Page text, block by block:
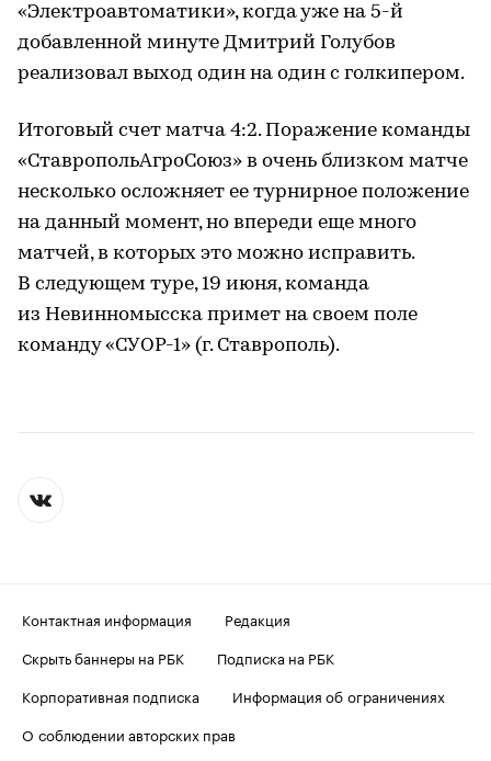
«Электроавтоматики», когда уже на 5-й
добавленной минуте Дмитрий Голубов
реализовал выход один на один с голкипером.
Итоговый счет матча 4:2. Поражение команды
«СтавропольАгроСоюз» в очень близком матче
несколько осложняет ее турнирное положение
на данный момент, но впереди еще много
матчей, в которых это можно исправить.
В следующем туре, 19 июня, команда
из Невинномысска примет на своем поле
команду «СУОР-1» (г. Ставрополь).
Контактная информация
Редакция
Скрыть баннеры на РБК
Подписка на РБК
Корпоративная подписка
Информация об ограничениях
О соблюдении авторских прав